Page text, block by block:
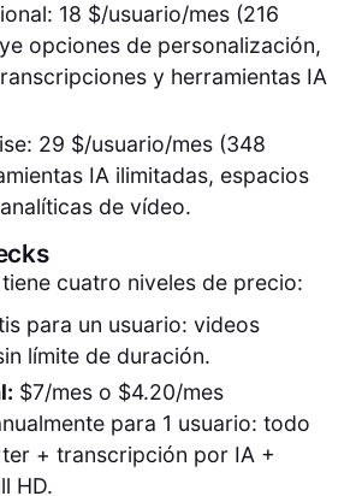
18 $/usuario/mes (216
opciones de personalización,
y herramientas IA
29 $/usuario/mes (348
IA ilimitadas, espacios
de vídeo.
cuatro niveles de precio:
para un usuario: videos
límite de duración.
$7/mes o $4.20/mes
para 1 usuario: todo
+ transcripción por IA +
HD.